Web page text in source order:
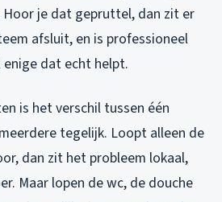
je dat gepruttel, dan zit er
afsluit, en is professioneel
dat echt helpt.
is het verschil tussen één
tegelijk. Loopt alleen de
dan zit het probleem lokaal,
Maar lopen de wc, de douche